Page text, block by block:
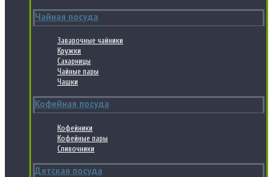
Чайная посуда
Заварочные чайники
Кружки
Сахарницы
Чайные пары
Чашки
Кофейная посуда
Кофейники
Кофейные пары
Сливочники
Детская посуда